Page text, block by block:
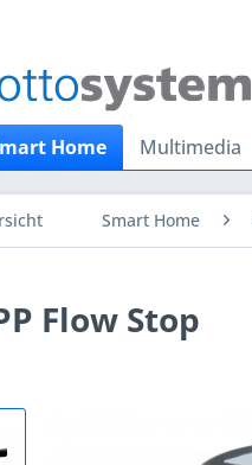
Home Multimedia
Smart Home
Flow Stop